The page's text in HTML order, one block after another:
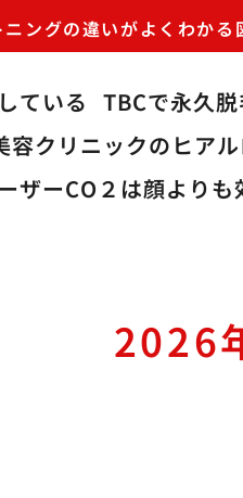
ングの違いがよくわかる
ている TBCで永久
容クリニックのヒア
ザーCO２は顔よりも
2026